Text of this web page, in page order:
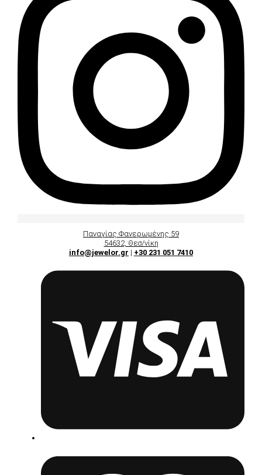
Παναγίας Φανερωμένης 59
54632, Θεσ/νίκη
info@jewelor.gr | +30 231 051 7410